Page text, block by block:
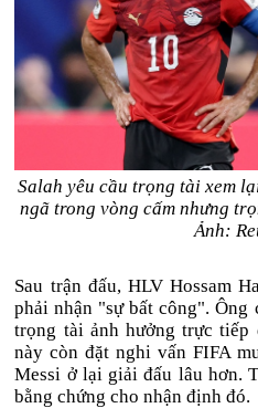
Salah yêu cầu trọng tài xem
ngã trong vòng cấm nhưng
Ảnh:
Sau trận đấu, HLV Hossam
phải nhận "sự bất công". Ông
trọng tài ảnh hưởng trực tiếp
này còn đặt nghi vấn FIFA
Messi ở lại giải đấu lâu hơn.
bằng chứng cho nhận định đó.